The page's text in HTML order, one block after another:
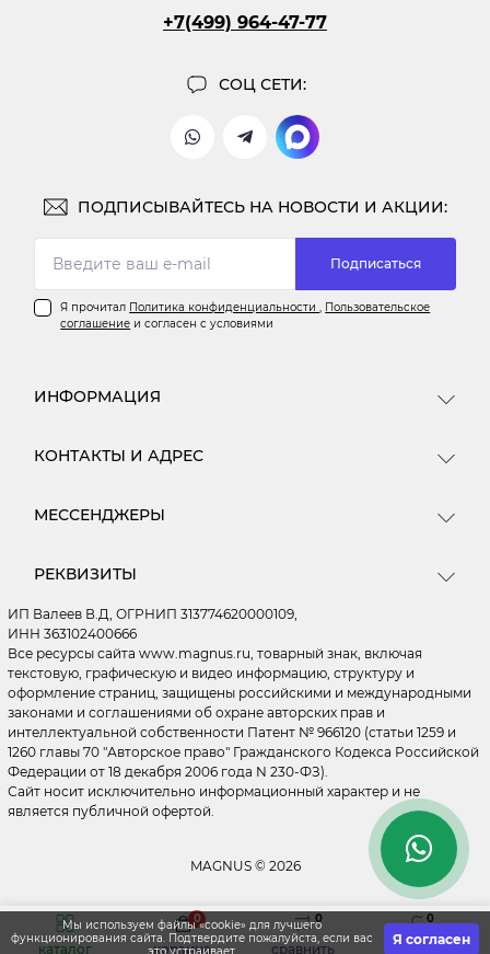
каталог сравнить
0
закладки
0
корзина
0
Мы используем файлы «cookie» для лучшего
функционирования сайта. Подтвердите пожалуйста, если вас
Я согласен
+7(499) 964-47-77
СОЦ СЕТИ:
ПОДПИСЫВАЙТЕСЬ НА НОВОСТИ И АКЦИИ:
Подписаться
Я прочитал Политика конфиденциальности, Пользовательское
соглашение и согласен с условиями
ИНФОРМАЦИЯ
О магазине
Ищем новых поставщиков
Мы на Wildberries
Мы на Я.Маркете
Политика конфиденциальности
Правила применения рекомендательных
технологий
Быстрые и понятные ответы на вопросы
Личный кабинет
Статьи
Связаться с нами
Подарочный сертификат
Акции
КОНТАКТЫ И АДРЕС
(внешняя сторона) ул Энергетиков д. 24 ПН - ПТ: с
- 29, 30, 31 ворота. ДОСТАВКА ТОВАРОВ
на странице "Доставка"
ordermagnus@ya.ru
Обработка заказов 24/7
Склад ПН - ПТ: с 10.00 до 19.00 (СБ - ВС - Выходные)
МЕССЕНДЖЕРЫ
MAX
РЕКВИЗИТЫ
ИП Валеев В.Д, ОГРНИП 313774620000109,
ИНН 363102400666
Все ресурсы сайта www.magnus.ru, товарный знак, включая
текстовую, графическую и видео информацию, структуру и
оформление страниц, защищены российскими и международными
законами и соглашениями об охране авторских прав и
интеллектуальной собственности Патент № 966120 (статьи 1259 и
1260 главы 70 "Авторское право" Гражданского Кодекса Российской
Федерации от 18 декабря 2006 года N 230-ФЗ).
Сайт носит исключительно информационный характер и не
является публичной офертой.
MAGNUS © 2026